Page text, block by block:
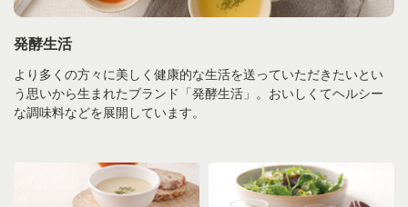
発酵生活
より多くの方々に美しく健康的な生活を送っていただきたいとい
う思いから生まれたブランド「発酵生活」。おいしくてヘルシー
な調味料などを展開しています。